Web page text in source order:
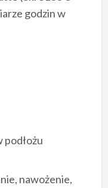
godzin w
podłożu
nawożenie,